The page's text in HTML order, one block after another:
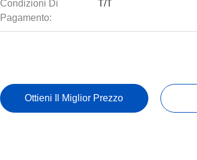
Condizioni Di
Pagamento:
T/T
Ottieni Il Miglior Prezzo